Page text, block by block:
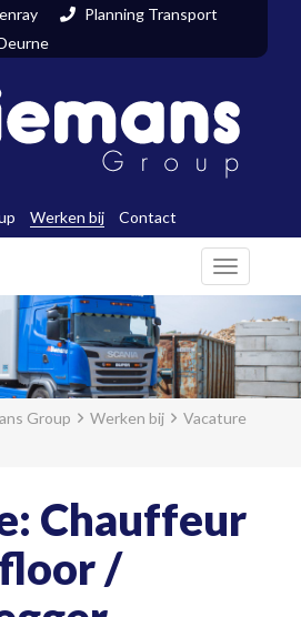
Planning Transport
Werken bij Contact
Toggle
Group Werken bij
Vacature
Chauffeur
/